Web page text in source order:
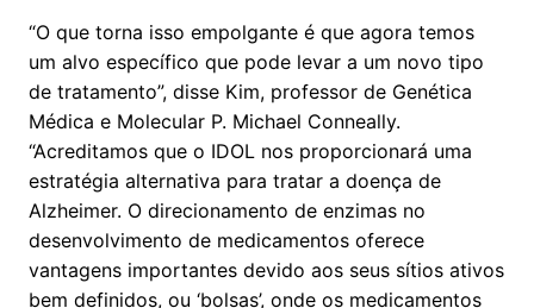
“O que torna isso empolgante é que agora temos
um alvo específico que pode levar a um novo tipo
de tratamento”, disse Kim, professor de Genética
Médica e Molecular P. Michael Conneally.
“Acreditamos que o IDOL nos proporcionará uma
estratégia alternativa para tratar a doença de
Alzheimer. O direcionamento de enzimas no
desenvolvimento de medicamentos oferece
vantagens importantes devido aos seus sítios ativos
bem definidos, ou ‘bolsas’, onde os medicamentos